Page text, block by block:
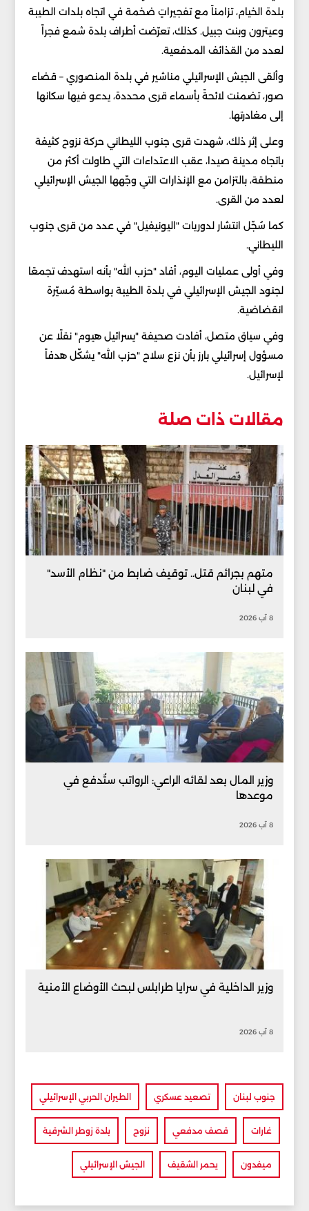
بلدة الخيام، تزامناً مع تفجيراتٍ ضخمة في اتجاه بلدات الطيبة
وعيترون وبنت جبيل. كذلك، تعرّضت أطراف بلدة شمع فجراً
لعدد من القذائف المدفعية.
وألقى الجيش الإسرائيلي مناشير في بلدة المنصوري – قضاء
صور، تضمنت لائحةً بأسماء قرى محددة، يدعو فيها سكانها
إلى مغادرتها.
وعلى إثر ذلك، شهدت قرى جنوب الليطاني حركة نزوح كثيفة
باتجاه مدينة صيدا، عقب الاعتداءات التي طاولت أكثر من
منطقة، بالتزامن مع الإنذارات التي وجّهها الجيش الإسرائيلي
لعدد من القرى.
كما سُجّل انتشار لدوريات "اليونيفيل" في عدد من قرى جنوب
الليطاني.
وفي أولى عمليات اليوم، أفاد "حزب الله" بأنه استهدف تجمعًا
لجنود الجيش الإسرائيلي في بلدة الطيبة بواسطة مُسيّرة
انقضاضية.
وفي سياق متصل، أفادت صحيفة "يسرائيل هيوم" نقلًا عن
مسؤول إسرائيلي بارز بأن نزع سلاح "حزب الله" يشكّل هدفاً
لإسرائيل.
مقالات ذات صلة
متهم بجرائم قتل.. توقيف ضابط من "نظام الأسد"
في لبنان
8 آب 2026
وزير المال بعد لقائه الراعي: الرواتب ستُدفع في
موعدها
8 آب 2026
وزير الداخلية في سرايا طرابلس لبحث الأوضاع الأمنية
8 آب 2026
جنوب لبنان تصعيد عسكري الطيران الحربي الإسرائيلي
غارات قصف مدفعي نزوح بلدة زوطر الشرقية
ميفدون يحمر الشقيف الجيش الإسرائيلي